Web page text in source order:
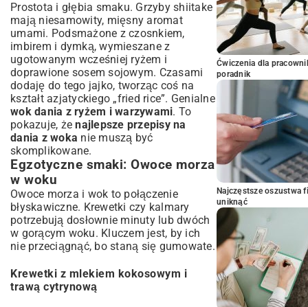
Prostota i głębia smaku. Grzyby shiitake
mają niesamowity, mięsny aromat
umami. Podsmażone z czosnkiem,
imbirem i dymką, wymieszane z
ugotowanym wcześniej ryżem i
doprawione sosem sojowym. Czasami
dodaję do tego jajko, tworząc coś na
kształt azjatyckiego „fried rice”. Genialne
wok dania z ryżem i warzywami. To
pokazuje, żenajlepsze przepisy na
dania z woka nie muszą być
skomplikowane.
Egzotyczne smaki: Owoce morza
w woku
Owoce morza i wok to połączenie
błyskawiczne. Krewetki czy kalmary
potrzebują dosłownie minuty lub dwóch
w gorącym woku. Kluczem jest, by ich
nie przeciągnąć, bo staną się gumowate.
Krewetki z mlekiem kokosowym i
trawą cytrynową
Ćwiczenia dla
poradnik
Najczęstsze oszustwa
uniknąć